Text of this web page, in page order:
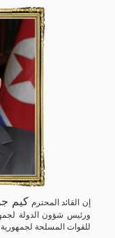
إن القائد المحترمكيم
ورئيس شؤون الدولة
للقوات المسلحة لجمهورية